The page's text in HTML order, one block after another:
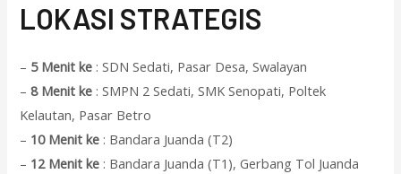
LOKASI STRATEGIS
– 5 Menit ke : SDN Sedati, Pasar Desa, Swalayan
–8 Menit ke : SMPN 2 Sedati, SMK Senopati, Poltek
Kelautan, Pasar Betro
– 10 Menit ke : Bandara Juanda (T2)
– 12 Menit ke : Bandara Juanda (T1), Gerbang Tol Juanda